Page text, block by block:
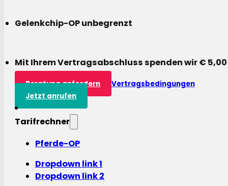
Gelenkchip-OP unbegrenzt
Mit Ihrem Vertragsabschluss spenden wir €
Beratung anfordern
Vertragsbedingungen
Jetzt anrufen
Tarifrechner
Pferde-OP
Dropdown link 1
Dropdown link 2